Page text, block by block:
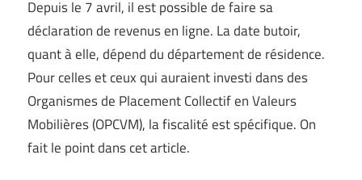
Depuis le 7 avril, il est possible de faire sa
déclaration de revenus en ligne. La date butoir,
quant à elle, dépend du département de résidence.
Pour celles et ceux qui auraient investi dans des
Organismes de Placement Collectif en Valeurs
Mobilières (OPCVM), la fiscalité est spécifique. On
fait le point dans cet article.